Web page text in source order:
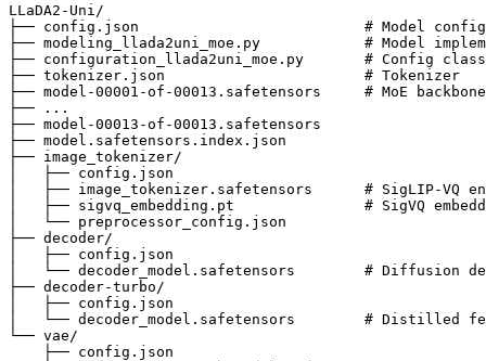
LLaDA2-Uni/
├── config.json                          # Model
├── modeling_llada2uni_moe.py            # Model
├── configuration_llada2uni_moe.py       # Config class
├── tokenizer.json                       # Tokenizer
├── model-00001-of-00013.safetensors     # MoE
├── ...
├── model-00013-of-00013.safetensors
├── model.safetensors.index.json
├── image_tokenizer/
│   ├── config.json
│   ├── image_tokenizer.safetensors      # SigLIP-VQ
│   ├── sigvq_embedding.pt               # SigVQ
│   └── preprocessor_config.json
├── decoder/
│   ├── config.json
│   └── decoder_model.safetensors        # Diffusion
├── decoder-turbo/
│   ├── config.json
│   └── decoder_model.safetensors        # Distilled
└── vae/
    ├── config.json